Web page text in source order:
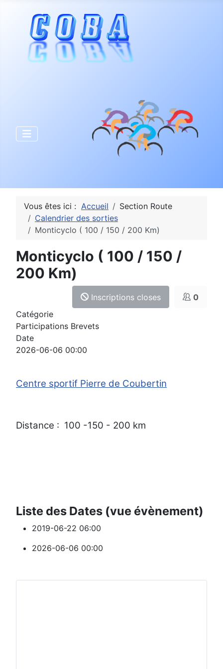
Vous êtes ici : Accueil
Section Route
Calendrier des sorties
Monticyclo ( 100 / 150 / 200 Km)
Monticyclo ( 100 / 150 /
200 Km)
Inscriptions closes
0
Catégorie
Participations Brevets
Date
2026-06-06 00:00
Centre sportif Pierre de Coubertin
Distance : 100 -150 - 200 km
Liste des Dates (vue évènement)
2019-06-22 06:00
2026-06-06 00:00